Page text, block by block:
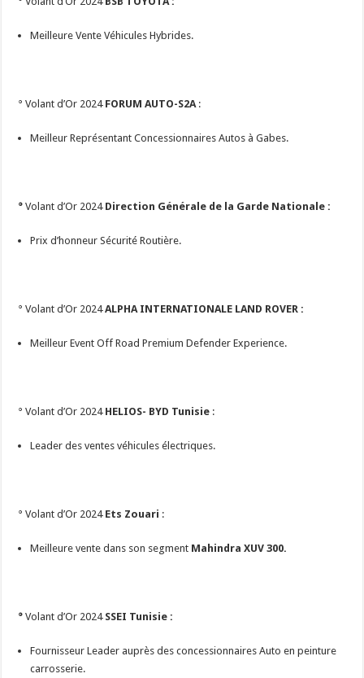
Meilleure Vente Véhicules Hybrides.
° Volant d’Or 2024 FORUM AUTO-S2A:
Meilleur Représentant Concessionnaires Autos à Gabes.
°Volant d’Or 2024 Direction Générale de la Garde Nationale :
Prix d’honneur Sécurité Routière.
° Volant d’Or 2024ALPHA INTERNATIONALE LAND ROVER :
Meilleur Event Off Road Premium Defender Experience.
° Volant d’Or 2024 HELIOS- BYD Tunisie :
Leader des ventes véhicules électriques.
° Volant d’Or 2024 Ets Zouari :
Meilleure vente dans son segment Mahindra XUV 300.
°Volant d’Or 2024 SSEI Tunisie :
Fournisseur Leader auprès des concessionnaires Auto en peinture
carrosserie.